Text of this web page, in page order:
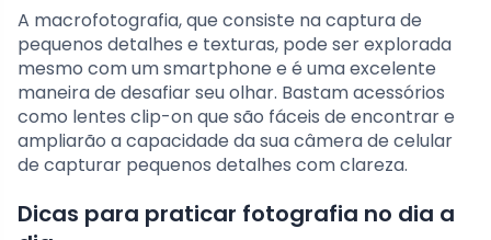
A macrofotografia, que consiste na captura de
pequenos detalhes e texturas, pode ser explorada
mesmo com um smartphone e é uma excelente
maneira de desafiar seu olhar. Bastam acessórios
como lentes clip-on que são fáceis de encontrar e
ampliarão a capacidade da sua câmera de celular
de capturar pequenos detalhes com clareza.
Dicas para praticar fotografia no dia a